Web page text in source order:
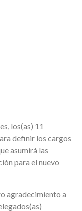
los(as) 11
definir los cargos
asumirá las
para el nuevo
agradecimiento a